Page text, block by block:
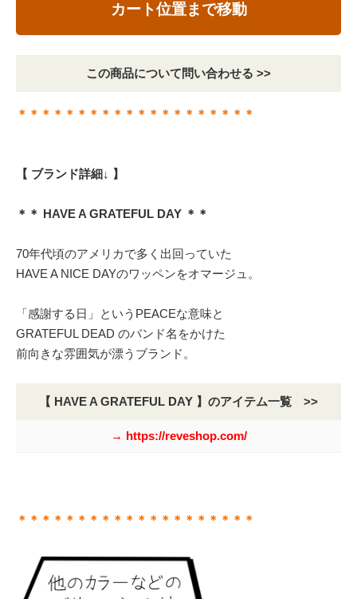
カート位置まで移動
この商品について問い合わせる >>
＊＊＊＊＊＊＊＊＊＊＊＊＊＊＊＊＊＊＊＊
【 ブランド詳細↓ 】
＊＊ HAVE A GRATEFUL DAY ＊＊
70年代頃のアメリカで多く出回っていた
HAVE A NICE DAYのワッペンをオマージュ。
「感謝する日」というPEACEな意味と
GRATEFUL DEAD のバンド名をかけた
前向きな雰囲気が漂うブランド。
【 HAVE A GRATEFUL DAY 】のアイテム一覧 >>
→ https://reveshop.com/
＊＊＊＊＊＊＊＊＊＊＊＊＊＊＊＊＊＊＊＊